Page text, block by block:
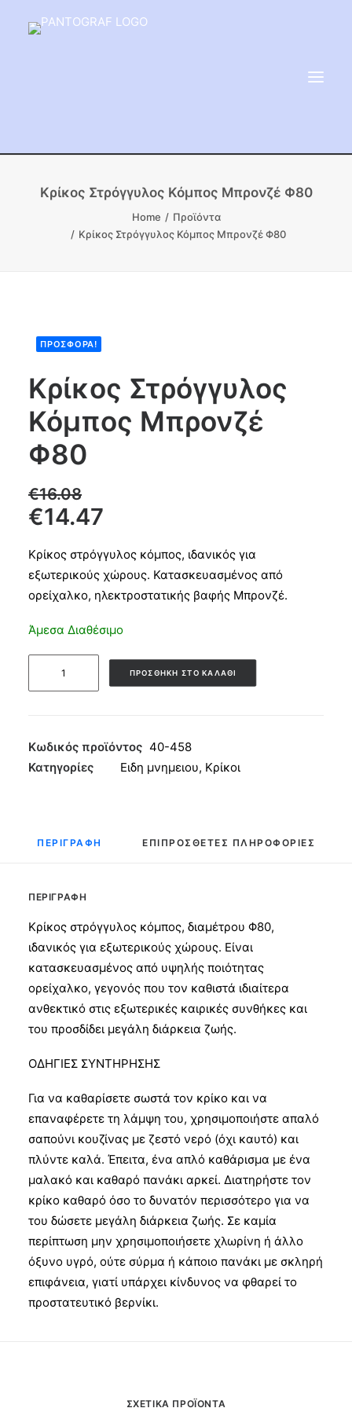
ΕΙΔΗ ΜΝΗΜΕΙΟΥ
ΑΔΑΜΑΝΤΟΦΟΡΟΙ ΔΙΣΚΟΙ
ΠΡΟΪΟΝΤΑ ΜΑΡΜΆΡΟΥ
Products
search
CART
Κρίκος Στρόγγυλος Κόμπος Μπρονζέ Φ80
Home
Προϊόντα
Κρίκος Στρόγγυλος Κόμπος Μπρονζέ Φ80
ΠΡΟΣΦΟΡΆ!
Κρίκος Στρόγγυλος
Κόμπος Μπρονζέ
Φ80
€16.08
€14.47
Κρίκος στρόγγυλος κόμπος, ιδανικός για
εξωτερικούς χώρους. Κατασκευασμένος από
ορείχαλκο, ηλεκτροστατικής βαφής Μπρονζέ.
Άμεσα Διαθέσιμο
Φ80
ποσότητα
ΠΡΟΣΘΉΚΗ ΣΤΟ ΚΑΛΆΘΙ
Κωδικός προϊόντος 40-458
Κατηγορίες
Ειδη μνημειου, Κρίκοι
ΠΕΡΙΓΡΑΦΉ ΕΠΙΠΡΌΣΘΕΤΕΣ ΠΛΗΡΟΦΟΡΊΕΣ
ΠΕΡΙΓΡΑΦΉ
Κρίκος στρόγγυλος κόμπος, διαμέτρου Φ80,
ιδανικός για εξωτερικούς χώρους. Είναι
κατασκευασμένος από υψηλής ποιότητας
ορείχαλκο, γεγονός που τον καθιστά ιδιαίτερα
ανθεκτικό στις εξωτερικές καιρικές συνθήκες και
του προσδίδει μεγάλη διάρκεια ζωής.
ΟΔΗΓΙΕΣ ΣΥΝΤΗΡΗΣΗΣ
Για να καθαρίσετε σωστά τον κρίκο και να
επαναφέρετε τη λάμψη του, χρησιμοποιήστε απαλό
σαπούνι κουζίνας με ζεστό νερό (όχι καυτό) και
πλύντε καλά. Έπειτα, ένα απλό καθάρισμα με ένα
μαλακό και καθαρό πανάκι αρκεί. Διατηρήστε τον
κρίκο καθαρό όσο το δυνατόν περισσότερο για να
του δώσετε μεγάλη διάρκεια ζωής. Σε καμία
περίπτωση μην χρησιμοποιήσετε χλωρίνη ή άλλο
όξυνο υγρό, ούτε σύρμα ή κάποιο πανάκι με σκληρή
επιφάνεια, γιατί υπάρχει κίνδυνος να φθαρεί το
προστατευτικό βερνίκι.
ΣΧΕΤΙΚΆ ΠΡΟΪΌΝΤΑ